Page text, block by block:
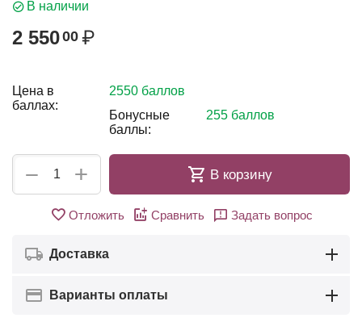
В наличии
2 55000 ₽
Цена в
баллах:
2550 баллов
Бонусные
баллы:
255 баллов
+
− В корзину
Отложить Сравнить Задать вопрос
Доставка
Варианты оплаты